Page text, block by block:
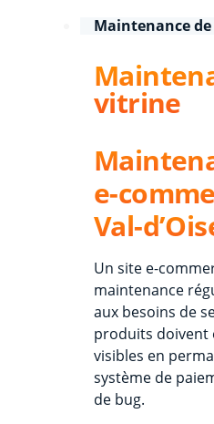
Maintenance
vitrine
e-
Val-
Un site e-
maintenance
aux besoins de
produits doivent
visibles en
système de
de bug.